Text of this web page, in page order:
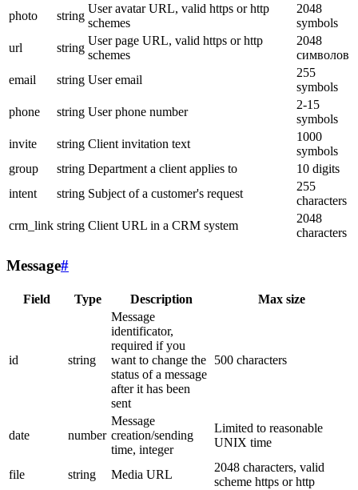
photo
string
User avatar URL, valid https or http
schemes
2048
symbols
url
string
User page URL, valid https or http
schemes
2048
символов
email
string User email
255
symbols
phone
string User phone number
2-15
symbols
invite
string Client invitation text
1000
symbols
group
string Department a client applies to
10 digits
intent
string Subject of a customer's request
255
characters
crm_link string Client URL in a CRM system
2048
characters
Message#
Field Type Description Max size
id string
Message
identificator,
required if you
want to change the
status of a message
after it has been
sent
500 characters
date number
Message
creation/sending
time, integer
Limited to reasonable
UNIX time
file string Media URL
2048 characters, valid
scheme https or http